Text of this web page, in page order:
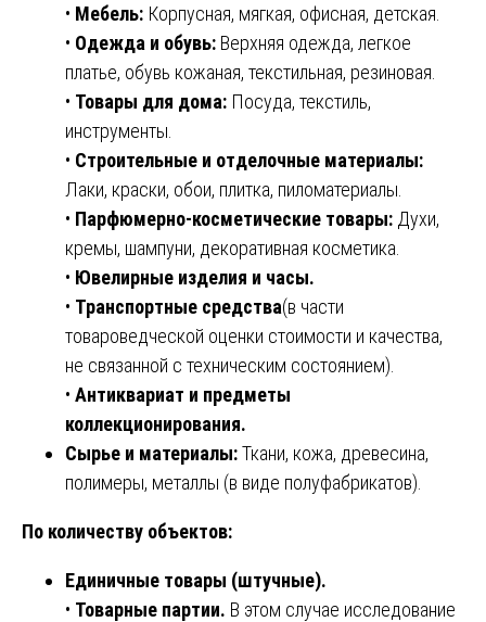
• Мебель: Корпусная, мягкая, офисная, детская.
• Одежда и обувь: Верхняя одежда, легкое
платье, обувь кожаная, текстильная, резиновая.
• Товары для дома: Посуда, текстиль,
инструменты.
• Строительные и отделочные материалы:
Лаки, краски, обои, плитка, пиломатериалы.
• Парфюмерно-косметические товары: Духи,
кремы, шампуни, декоративная косметика.
• Ювелирные изделия и часы.
• Транспортные средства(в части
товароведческой оценки стоимости и качества,
не связанной с техническим состоянием).
• Антиквариат и предметы
коллекционирования.
Сырье и материалы:Ткани, кожа, древесина,
полимеры, металлы (в виде полуфабрикатов).
По количеству объектов:
Единичные товары (штучные).
• Товарные партии. В этом случае исследование